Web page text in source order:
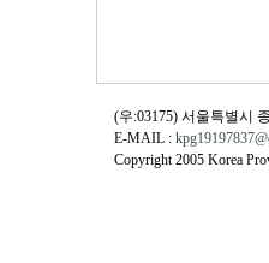
(우:03175) 서울특별시
E-MAIL :
Copyright 2005 Korea